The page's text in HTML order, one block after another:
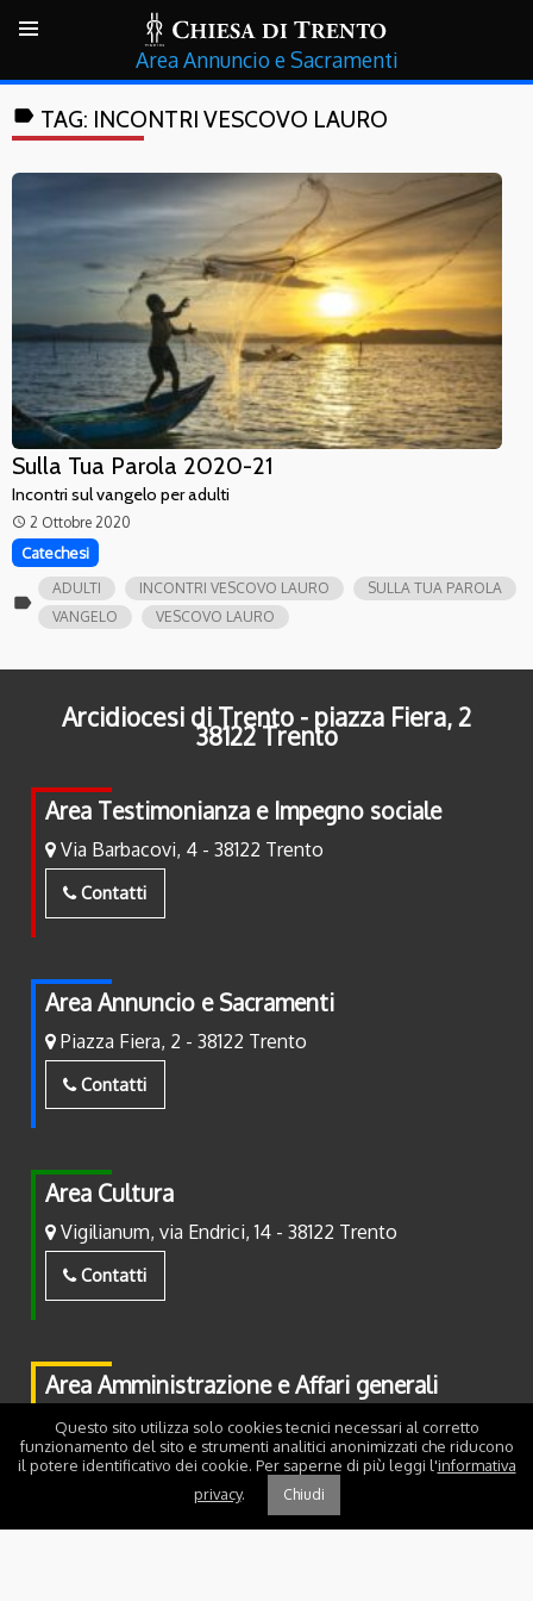
Annuncio e Sacramenti
label TAG: INCONTRI VESCOVO LAURO
Sulla Tua Parola 2020-21
Incontri sul vangelo per adulti
access_time 2 Ottobre 2020
Catechesi
label
ADULTI INCONTRI VESCOVO LAURO
SULLA TUA PAROLA
VANGELO
VESCOVO LAURO
Arcidiocesi di Trento - piazza Fiera, 2
38122 Trento
Area Testimonianza e Impegno sociale
Via Barbacovi, 4 - 38122 Trento
Contatti
Area Annuncio e Sacramenti
Piazza Fiera, 2 - 38122 Trento
Contatti
Area Cultura
Vigilianum, via Endrici, 14 - 38122 Trento
Contatti
Area Amministrazione e Affari generali
Piazza Fiera, 2 - 38122 Trento
Contatti
Questo sito utilizza solo cookies tecnici necessari al corretto
funzionamento del sito e strumenti analitici anonimizzati che riducono
il potere identificativo dei cookie. Per saperne di più leggi l'informativa
privacy. Chiudi